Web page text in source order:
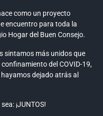
como un proyecto
encuentro para toda la
Hogar del Buen Consejo.
sintamos más unidos que
del COVID-19,
dejado atrás al
¡JUNTOS!